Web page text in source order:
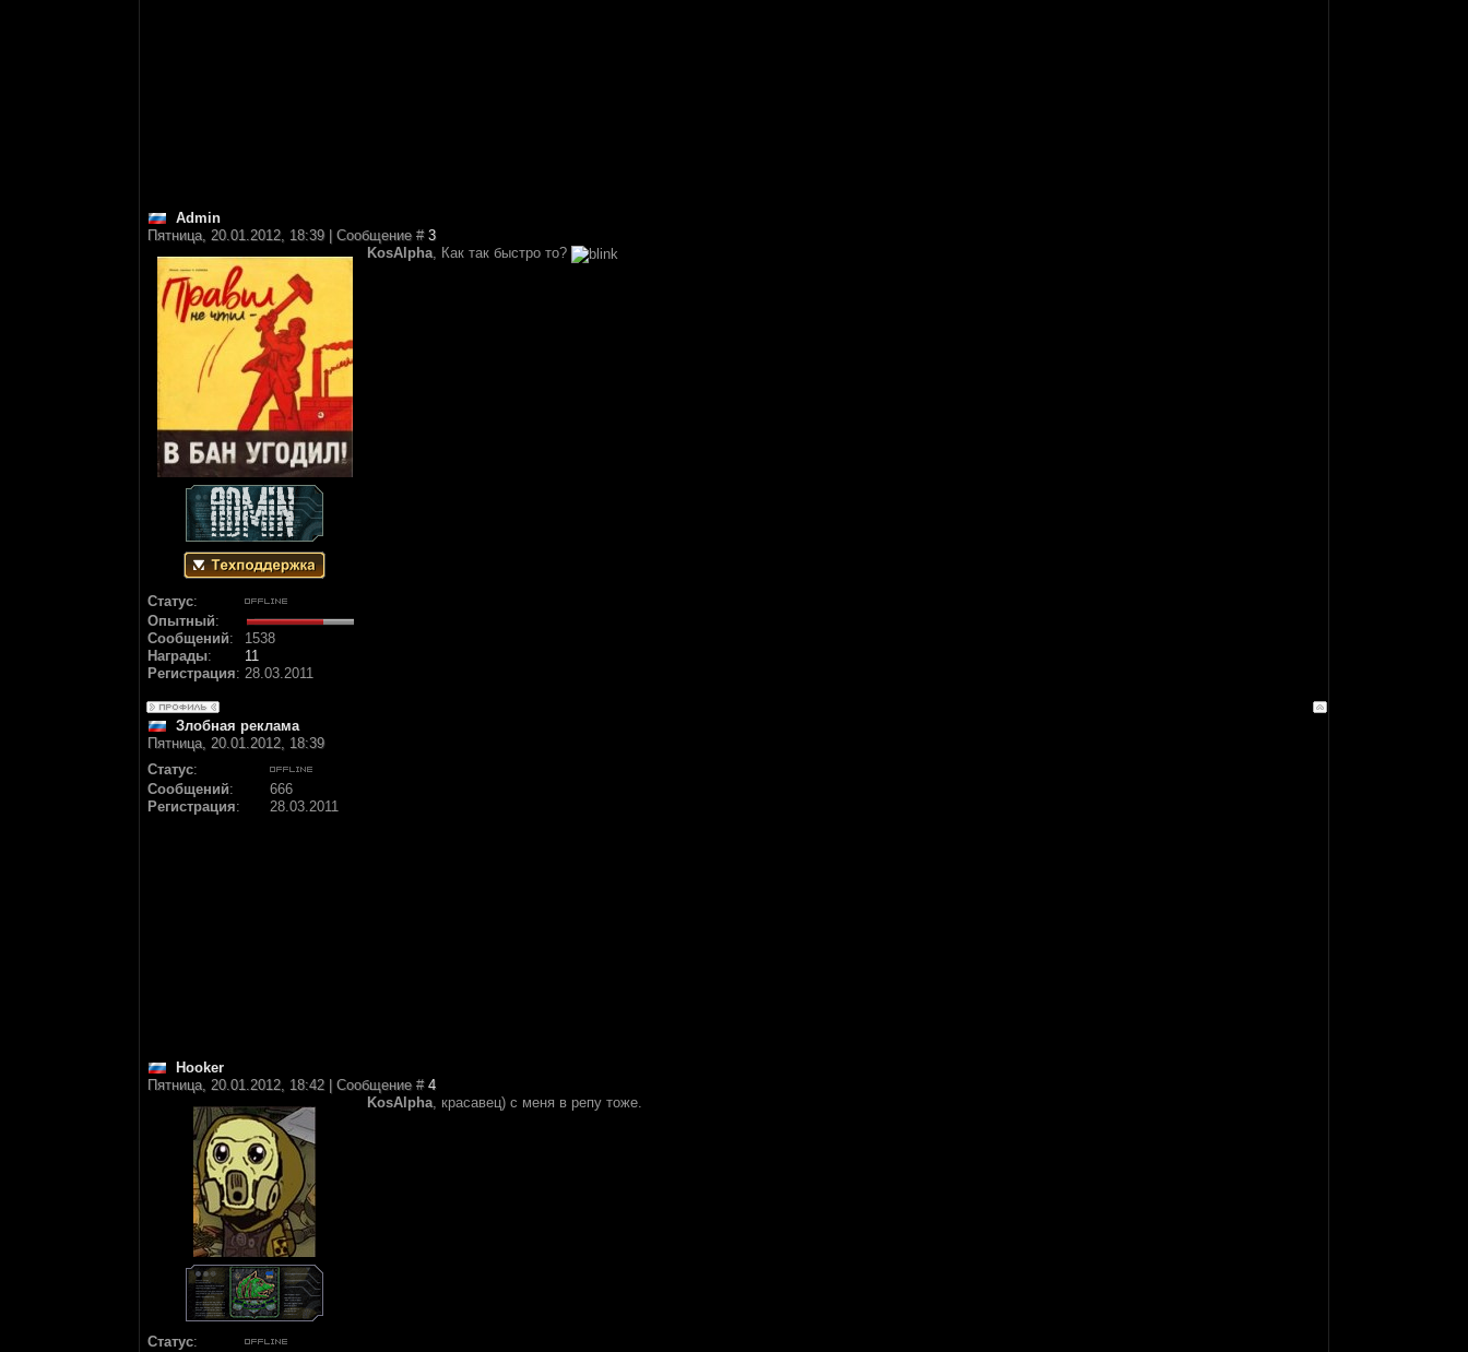
Аdmin
Пятница, 20.01.2012, 18:39 | Сообщение # 3
Статус:
Опытный:
Сообщений:
1538
Награды:
11
Регистрация: 28.03.2011
KosAlpha, Как так быстро то?
Злобная реклама
Пятница, 20.01.2012, 18:39
Статус:
Сообщений:
666
Регистрация: 28.03.2011
Hooker
Пятница, 20.01.2012, 18:42 | Сообщение # 4
Статус:
KosAlpha, красавец) с меня в репу тоже.